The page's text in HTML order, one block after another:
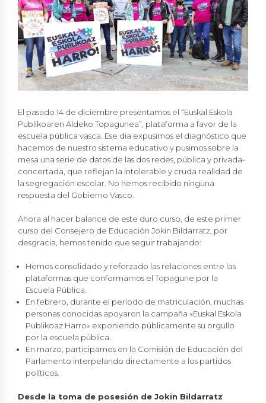
El pasado 14 de diciembre presentamos el “Euskal Eskola
Publikoaren Aldeko Topagunea”, plataforma a favor de la
escuela pública vasca. Ese día expusimos el diagnóstico que
hacemos de nuestro sistema educativo y pusimos sobre la
mesa una serie de datos de las dos redes, pública y privada-
concertada, que reflejan la intolerable y cruda realidad de
la segregación escolar. No hemos recibido ninguna
respuesta del Gobierno Vasco.
Ahora al hacer balance de este duro curso, de este primer
curso del Consejero de Educación Jokin Bildarratz, por
desgracia, hemos tenido que seguir trabajando:
Hemos consolidado y reforzado las relaciones entre las
plataformas que conformamos el Topagune por la
Escuela Pública.
En febrero, durante el período de matriculación, muchas
personas conocidas apoyaron la campaña «Euskal Eskola
Publikoaz Harro» exponiendo públicamente su orgullo
por la escuela pública.
En marzo, participamos en la Comisión de Educación del
Parlamento interpelando directamente a los partidos
políticos.
Desde la toma de posesión de Jokin Bildarratz